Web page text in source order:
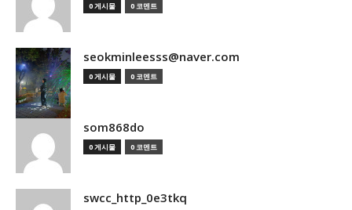
0 게시물 0 코멘트
seokminleesss@naver.com
0 게시물 0 코멘트
som868do
0 게시물 0 코멘트
swcc_http_0e3tkq